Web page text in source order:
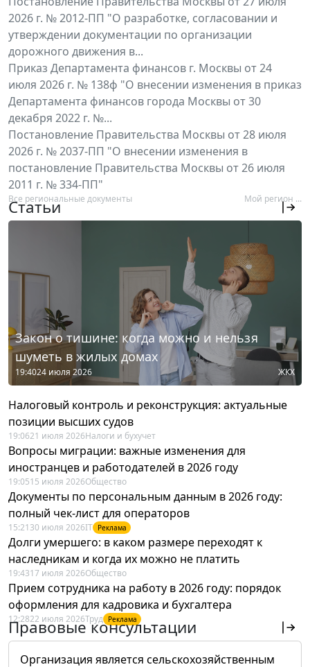
2026 г. № 2012-ПП "О разработке, согласовании и
утверждении документации по организации
дорожного движения в...
Приказ Департамента финансов г. Москвы от 24
июля 2026 г. № 138ф "О внесении изменения в приказ
Департамента финансов города Москвы от 30
декабря 2022 г. №...
Постановление Правительства Москвы от 28 июля
2026 г. № 2037-ПП "О внесении изменения в
постановление Правительства Москвы от 26 июля
2011 г. № 334-ПП"
Все региональные документы Мой регион ...
Статьи
Закон о тишине: когда можно и нельзя
шуметь в жилых домах
19:4024 июля 2026 ЖКХ
Налоговый контроль и реконструкция: актуальные
позиции высших судов
19:0621 июля 2026Налоги и бухучет
Вопросы миграции: важные изменения для
иностранцев и работодателей в 2026 году
19:0515 июля 2026Общество
Документы по персональным данным в 2026 году:
полный чек-лист для операторов
15:21 30 июля 2026IT Реклама
Долги умершего: в каком размере переходят к
наследникам и когда их можно не платить
19:4317 июля 2026Общество
Прием сотрудника на работу в 2026 году: порядок
оформления для кадровика и бухгалтера
12:2822 июля 2026Труд Реклама
Правовые консультации
Организация является сельскохозяйственным